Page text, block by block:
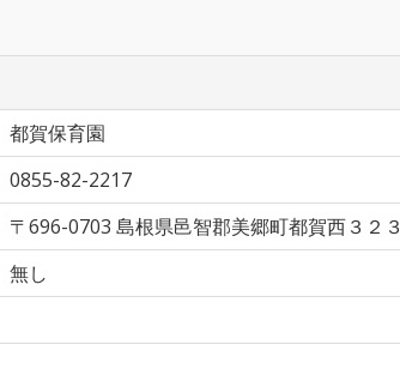
都賀保育園
0855-82-2217
〒696-0703 島根県邑智郡美郷町都賀西３２３
無し